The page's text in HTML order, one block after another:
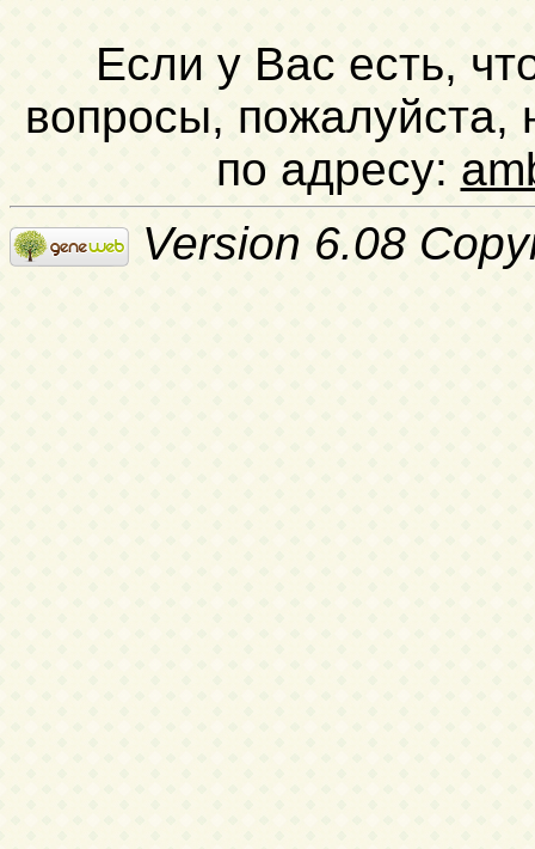
Если у Вас есть,
вопросы, пожалуйста,
по адресу:
Version 6.08